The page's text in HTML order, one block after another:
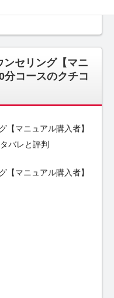
セリング【マニ
分コースのクチコ
マニュアル購入者】
バレと評判
マニュアル購入者】